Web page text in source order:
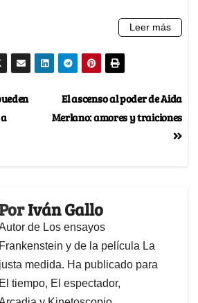
El ascenso al poder de Aida
Merlano: amores y traiciones
Iván Gallo
de Los ensayos
Frankenstein y de la película La
justa medida. Ha publicado para
El tiempo, El espectador,